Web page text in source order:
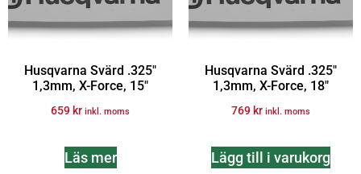
Husqvarna Svärd .325″
1,3mm, X-Force, 15″
659 kr inkl. moms
Läs mer
Husqvarna Svärd .325″
1,3mm, X-Force, 18″
769 kr inkl. moms
Lägg till i varukorg